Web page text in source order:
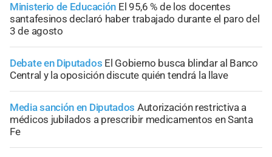
Ministerio de Educación El 95,6 % de los docentes
santafesinos declaró haber trabajado durante el paro del
3 de agosto
Debate en Diputados El Gobierno busca blindar al Banco
Central y la oposición discute quién tendrá la llave
Media sanción en Diputados Autorización restrictiva a
médicos jubilados a prescribir medicamentos en Santa
Fe